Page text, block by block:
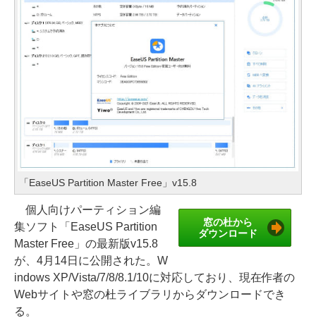
「EaseUS Partition Master Free」v15.8
窓の杜から
ダウンロード
個人向けパーティション編
集ソフト「EaseUS Partition
Master Free」の最新版v15.8
が、4月14日に公開された。W
indows XP/Vista/7/8/8.1/10に対応しており、現在作者の
Webサイトや窓の杜ライブラリからダウンロードでき
る。